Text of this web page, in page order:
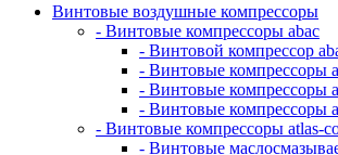
Винтовые воздушные компрессоры
- Винтовые компрессоры abac
- Винтовой компрессор
- Винтовые компрессоры
- Винтовые компрессоры
- Винтовые компрессоры
- Винтовые компрессоры atlas-
- Винтовые